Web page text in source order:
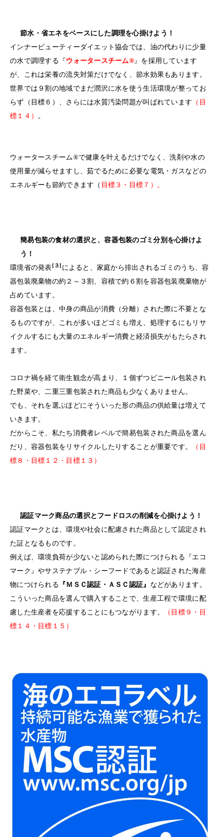
節水・省エネをベースにした調理を心掛けよう！
インナービューティーダイエット協会では、油の代わりに少量
の水で調理する『 ウォータースチーム®』を採用しています
が、これは栄養の流失対策だけでなく、節水効果もあります。
世界では９割の地域でまだ潤沢に水を使う生活環境が整ってお
らず（目標６）、さらには水質汚染問題が叫ばれています （目
標１４） 。
ウォータースチーム®で健康を叶えるだけでなく、洗剤や水の
使用量が減らせますし、茹でるために必要な電気・ガスなどの
エネルギーも節約できます（ 目標３・目標７）。
簡易包装の食材の選択と、容器包装のゴミ分別を心掛けよ
う！
環境省の発表 [３] によると、家庭から排出されるゴミのうち、容
器包装廃棄物の約２～３割、容積で約６割を容器包装廃棄物が
占めています。
容器包装とは、中身の商品が消費（分離）された際に不要とな
るものですが、これが多いほどゴミも増え、処理するにもリサ
イクルするにも大量のエネルギー消費と経済損失がもたらされ
ます。
コロナ禍を経て衛生観念が高まり、１個ずつビニール包装され
た野菜や、二重三重包装された商品も少なくありません。
でも、それを選ぶほどにそういった形の商品の供給量は増えて
いきます。
だからこそ、私たち消費者レベルで簡易包装された商品を選ん
だり、容器包装をリサイクルしたりすることが重要です。
（目
標８・目標１２・目標１３）
認証マーク商品の選択とフードロスの削減を心掛けよう！
認証マークとは、環境や社会に配慮された商品として認定され
た証となるものです。
例えば、環境負荷が少ないと認められた際につけられる『エコ
マーク』やサステナブル・シーフードであると認証された海産
物につけられる 『ＭＳＣ認証・ＡＳＣ認証』 などがあります。
こういった商品を選んで購入することで、生産工程で環境に配
慮した生産者を応援することにもつながります。
（目標９・目
標１４・目標１５）